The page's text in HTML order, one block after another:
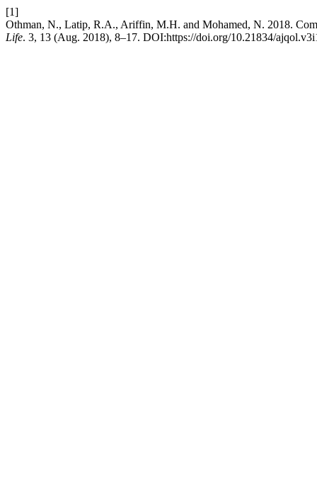
[1]
Othman, N., Latip, R.A., Ariffin, M.H. and Mohamed, N. 2018.
Life. 3, 13 (Aug. 2018), 8–17. DOI:https://doi.org/10.21834/